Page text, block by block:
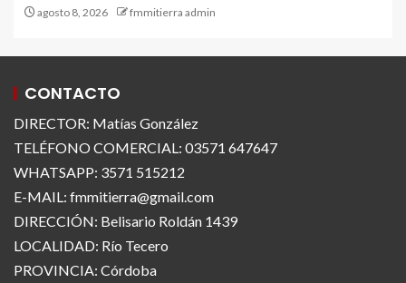
agosto 8, 2026 fmmitierra admin
CONTACTO
DIRECTOR: Matías González
TELÉFONO COMERCIAL: 03571 647647
WHATSAPP: 3571 515212
E-MAIL: fmmitierra@gmail.com
DIRECCIÓN: Belisario Roldán 1439
LOCALIDAD: Río Tecero
PROVINCIA: Córdoba